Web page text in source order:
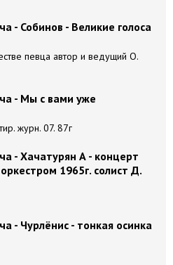
- Собинов - Великие голоса
певца автор и ведущий О.
- Мы с вами уже
журн. 07. 87г
- Хачатурян А - концерт
1965г. солист Д.
- Чурлёнис - тонкая осинка